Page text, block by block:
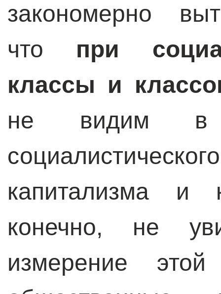
закономерно
что при
классы и
не видим в
капитализма и
конечно, не
измерение